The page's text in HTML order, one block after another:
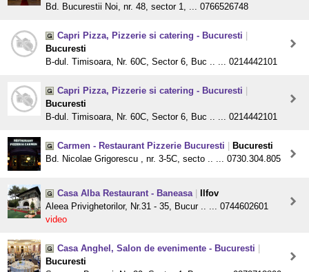
Bd. Bucurestii Noi, nr. 48, sector 1, ... 0766526748
Capri Pizza, Pizzerie si catering - Bucuresti
Bucuresti
B-dul. Timisoara, Nr. 60C, Sector 6, Buc .. ... 0214442101
Capri Pizza, Pizzerie si catering - Bucuresti
Bucuresti
B-dul. Timisoara, Nr. 60C, Sector 6, Buc .. ... 0214442101
Carmen - Restaurant Pizzerie Bucuresti
Bucuresti
Bd. Nicolae Grigorescu , nr. 3-5C, secto .. ... 0730.304.805
Casa Alba Restaurant - Baneasa
Ilfov
Aleea Privighetorilor, Nr.31 - 35, Bucur .. ... 0744602601
video
Casa Anghel, Salon de evenimente - Bucuresti
Bucuresti